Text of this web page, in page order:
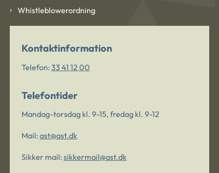
Whistleblowerordning
Kontaktinformation
Telefon: 33 41 12 00
Telefontider
Mandag-torsdag kl. 9-15, fredag kl. 9-12
Mail: ast@ast.dk
Sikker mail: sikkermail@ast.dk